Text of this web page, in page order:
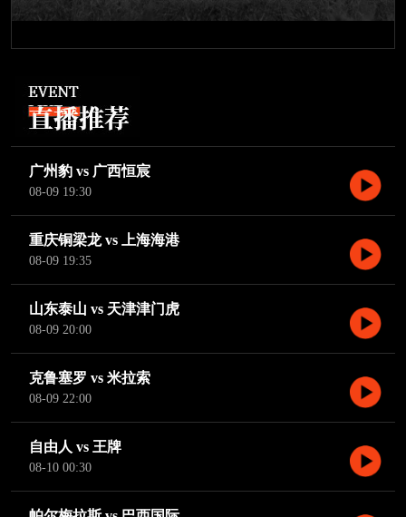
广州豹 vs 广西恒宸
08-09 19:30
重庆铜梁龙 vs 上海海港
08-09 19:35
山东泰山 vs 天津津门虎
08-09 20:00
克鲁塞罗 vs 米拉索
08-09 22:00
自由人 vs 王牌
08-10 00:30